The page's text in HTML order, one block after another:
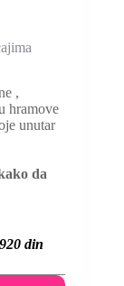
,
hramove
unutar
da
din